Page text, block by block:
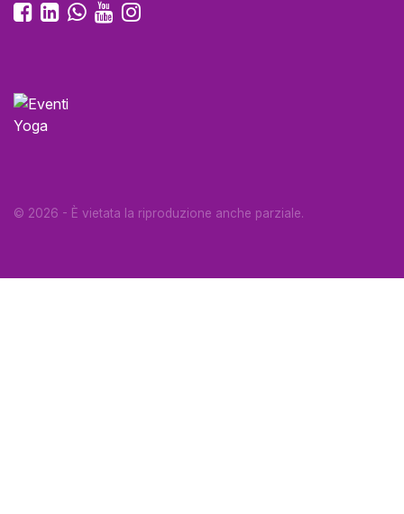
© 2026 - È vietata la riproduzione anche parziale.